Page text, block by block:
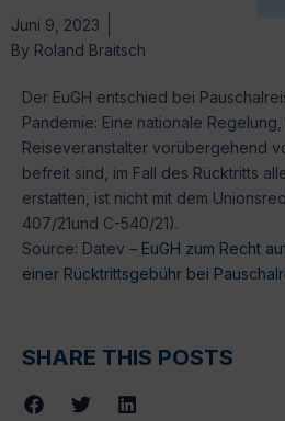
Juni 9, 2023
By Roland Braitsch
Der EuGH entschied bei
Pandemie: Eine nationale
Reiseveranstalter vorübergehend
befreit sind, im Fall des Rücktritts
erstatten, ist nicht mit dem
407/21und C-540/21).
Source: Datev – EuGH zum Recht
einer Rücktrittsgebühr bei
SHARE THIS POSTS